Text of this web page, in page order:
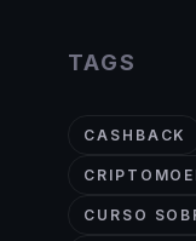
TAGS
CASHBACK
CURSO